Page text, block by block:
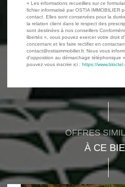
« Les informations recueillies sur ce
fichier informatisé par OSTIA IMMOBILIER
contact. Elles sont conservées pour la
la relation client dans le respect des
sont destinées à nos conseillers
libertés », vous pouvez exercer votre droit
concernant et les faire rectifier en
contact@ostiaimmobilier.fr. Nous vous
d'opposition au démarchage téléphonique
pouvez vous inscrire ici : https://
OFFRES
À CE